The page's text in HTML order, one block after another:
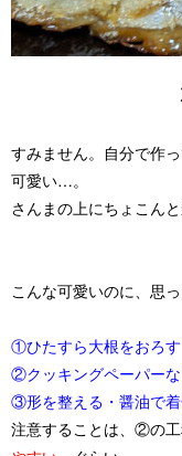
すみません。自分で作
可愛い…。
さんまの上にちょこん
こんな可愛いのに、思
①ひたすら大根をおろす
②クッキングペーパー
③形を整える・醤油で
注意することは、②の